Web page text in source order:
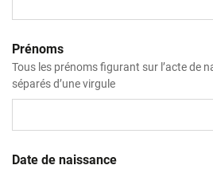
Prénoms
Tous les prénoms figurant sur l’acte de
séparés d’une virgule
Date de naissance